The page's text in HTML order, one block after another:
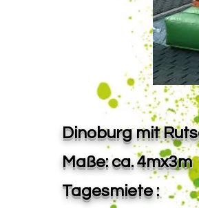
Dinoburg mit
Maße: ca. 4mx3m
Tagesmiete :